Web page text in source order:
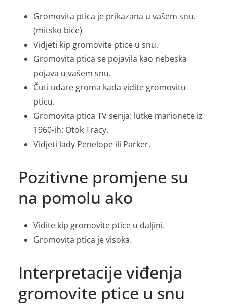
Gromovita ptica je prikazana u vašem snu.
(mitsko biće)
Vidjeti kip gromovite ptice u snu.
Gromovita ptica se pojavila kao nebeska
pojava u vašem snu.
Čuti udare groma kada vidite gromovitu
pticu.
Gromovita ptica TV serija: lutke marionete iz
1960-ih: Otok Tracy.
Vidjeti lady Penelope ili Parker.
Pozitivne promjene su
na pomolu ako
Vidite kip gromovite ptice u daljini.
Gromovita ptica je visoka.
Interpretacije viđenja
gromovite ptice u snu